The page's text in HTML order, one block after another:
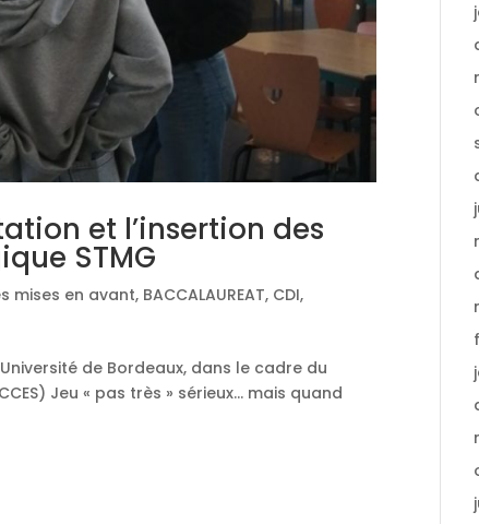
et l’insertion des
STMG
mises en avant, BACCALAUREAT, CDI,
de Bordeaux, dans le cadre du
Jeu « pas très » sérieux… mais quand